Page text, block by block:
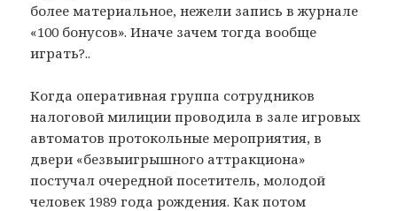
более материальное, нежели запись в журнале
«100 бонусов». Иначе зачем тогда вообще
играть?..
Когда оперативная группа сотрудников
налоговой милиции проводила в зале игровых
автоматов протокольные мероприятия, в
двери «безвыигрышного аттракциона»
постучал очередной посетитель, молодой
человек 1989 года рождения. Как потом